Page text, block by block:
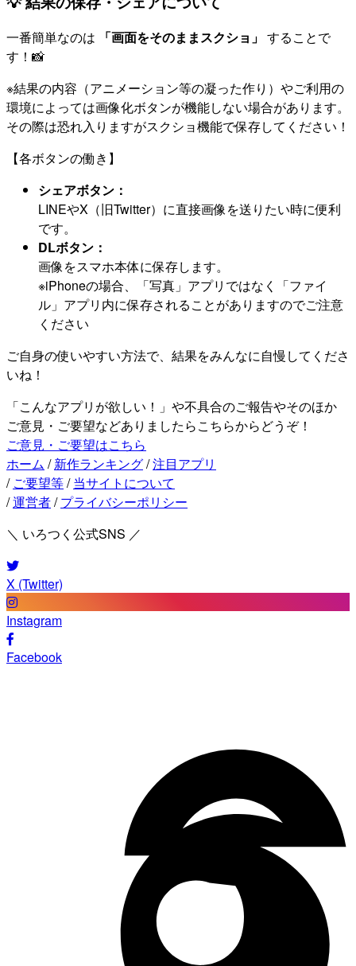
一番簡単なのは 「画面をそのままスクショ」 することで
す！📸
※結果の内容（アニメーション等の凝った作り）やご利用の
環境によっては画像化ボタンが機能しない場合があります。
その際は恐れ入りますがスクショ機能で保存してください！
【各ボタンの働き】
シェアボタン：
LINEやX（旧Twitter）に直接画像を送りたい時に便利
です。
DLボタン：
画像をスマホ本体に保存します。
※iPhoneの場合、「写真」アプリではなく「ファイ
ル」アプリ内に保存されることがありますのでご注意
ください
ご自身の使いやすい方法で、結果をみんなに自慢してくださ
いね！
「こんなアプリが欲しい！」や不具合のご報告やそのほか
ご意見・ご要望などありましたらこちらからどうぞ！
ご意見・ご要望はこちら
ホーム / 新作ランキング/注目アプリ
/ ご要望等/ 当サイトについて
/運営者/ プライバシーポリシー
＼ いろつく公式SNS ／
X (Twitter)
Instagram
Facebook